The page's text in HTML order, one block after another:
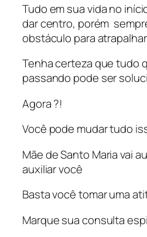
Tudo em sua vida no
dar centro, porém
obstáculo para
Tenha certeza que tudo
passando pode ser
Agora ?!
Você pode mudar tudo
Mãe de Santo Maria vai
auxiliar você
Basta você tomar uma
Marque sua consulta